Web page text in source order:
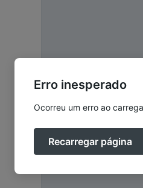
Erro inesperado
Ocorreu um erro ao
Recarregar página